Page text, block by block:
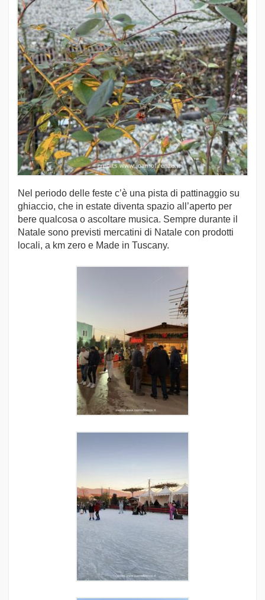
Nel periodo delle feste c’è una pista di pattinaggio su
ghiaccio, che in estate diventa spazio all’aperto per
bere qualcosa o ascoltare musica. Sempre durante il
Natale sono previsti mercatini di Natale con prodotti
locali, a km zero e Made in Tuscany.